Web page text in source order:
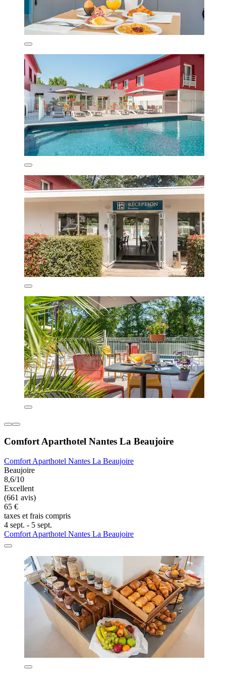
Comfort Aparthotel Nantes La Beaujoire
Comfort Aparthotel Nantes La Beaujoire
Beaujoire
8,6/10
Excellent
(661 avis)
65 €
taxes et frais compris
4 sept. - 5 sept.
Comfort Aparthotel Nantes La Beaujoire